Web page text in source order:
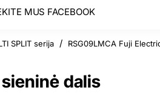
MUS FACEBOOK
dalis
SPLIT serija RSG09LMCA Fuji